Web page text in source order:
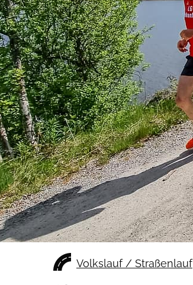
Volkslauf / Straßenlauf